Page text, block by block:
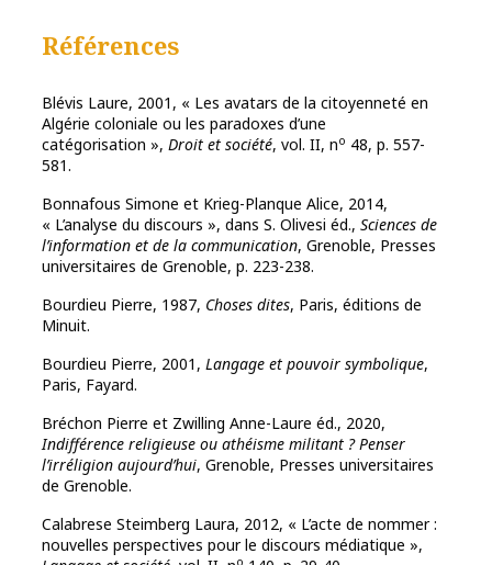
Références
Blévis Laure, 2001, « Les avatars de la citoyenneté en
Algérie coloniale ou les paradoxes d’une
catégorisation », Droit et société, vol. II, no 48, p. 557-
581.
Bonnafous Simone et Krieg-Planque Alice, 2014,
« L’analyse du discours », dans S. Olivesi éd., Sciences de
l’information et de la communication, Grenoble, Presses
universitaires de Grenoble, p. 223-238.
Bourdieu Pierre, 1987, Choses dites, Paris, éditions de
Minuit.
Bourdieu Pierre, 2001, Langage et pouvoir symbolique,
Paris, Fayard.
Bréchon Pierre et Zwilling Anne-Laure éd., 2020,
Indifférence religieuse ou athéisme militant ? Penser
l’irréligion aujourd’hui, Grenoble, Presses universitaires
de Grenoble.
Calabrese Steimberg Laura, 2012, « L’acte de nommer :
nouvelles perspectives pour le discours médiatique »,
o